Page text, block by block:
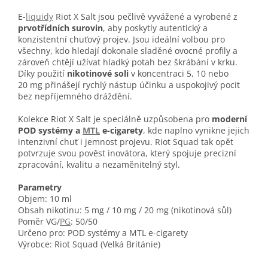
E-liquidy Riot X Salt jsou pečlivě vyvážené a vyrobené z
prvotřídních surovin, aby poskytly autentický a
konzistentní chuťový projev. Jsou ideální volbou pro
všechny, kdo hledají dokonale sladěné ovocné profily a
zároveň chtějí užívat hladký potah bez škrábání v krku.
Díky použití nikotinové soli v koncentraci 5, 10 nebo
20 mg přinášejí rychlý nástup účinku a uspokojivý pocit
bez nepříjemného dráždění.
Kolekce Riot X Salt je speciálně uzpůsobena pro moderní
POD systémy a MTL e-cigarety, kde naplno vynikne jejich
intenzivní chuť i jemnost projevu. Riot Squad tak opět
potvrzuje svou pověst inovátora, který spojuje precizní
zpracování, kvalitu a nezaměnitelný styl.
Parametry
Objem: 10 ml
Obsah nikotinu: 5 mg / 10 mg / 20 mg (nikotinová sůl)
Poměr VG/PG: 50/50
Určeno pro: POD systémy a MTL e-cigarety
Výrobce: Riot Squad (Velká Británie)